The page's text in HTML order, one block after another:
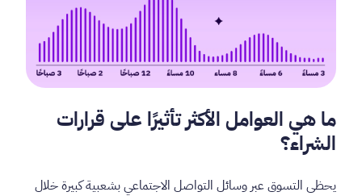
ما هي العوامل الأكثر تأثيرًا على قرارات
الشراء؟
يحظى التسوق عبر وسائل التواصل الاجتماعي بشعبية كبيرة خلال